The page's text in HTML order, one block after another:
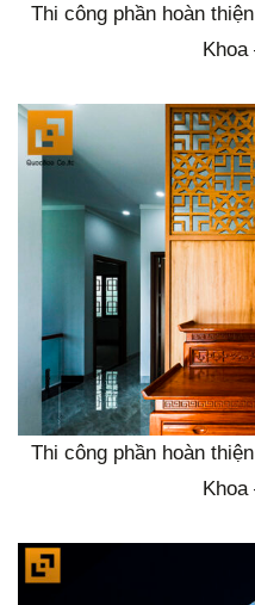
Thi công phần hoàn
Khoa
Thi công phần hoàn
Khoa